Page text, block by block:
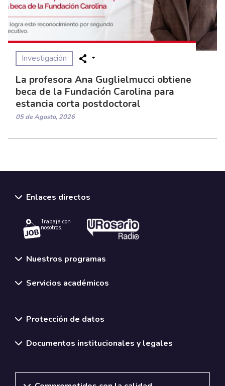
Investigación
La profesora Ana Guglielmucci obtiene
beca de la Fundación Carolina para
estancia corta postdoctoral
05 de Agosto, 2026
Enlaces directos
Trabaja con
nosotros.
Nuestros programas
Servicios académicos
Protección de datos
Documentos institucionales y legales